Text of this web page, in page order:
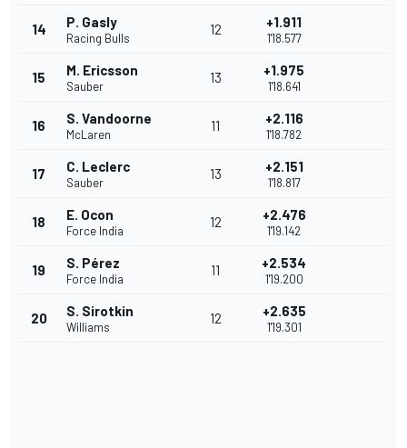
14 P. Gasly
Racing Bulls
12 +1.911
1'18.577
15 M. Ericsson
Sauber
13 +1.975
1'18.641
16 S. Vandoorne
McLaren
11 +2.116
1'18.782
17 C. Leclerc
Sauber
13 +2.151
1'18.817
18 E. Ocon
Force India
12 +2.476
1'19.142
19 S. Pérez
Force India
11 +2.534
1'19.200
20 S. Sirotkin
Williams
12 +2.635
1'19.301